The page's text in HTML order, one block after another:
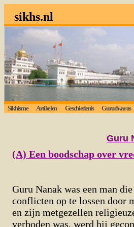
sikhs.nl
Sikhisme Artikelen Geschiedenis Gurudwaras
Guru
(A) Een boodschap over
Guru Nanak was een man
conflicten op te lossen door
en zijn metgezellen
verboden was, werd hij